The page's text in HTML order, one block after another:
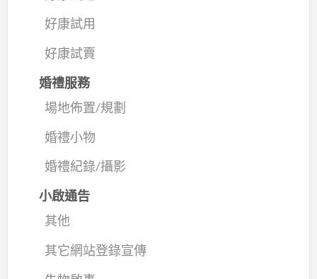
好康試用
好康試賣
婚禮服務
場地佈置/規劃
婚禮小物
婚禮紀錄/攝影
小啟通告
其他
其它網站登錄宣傳